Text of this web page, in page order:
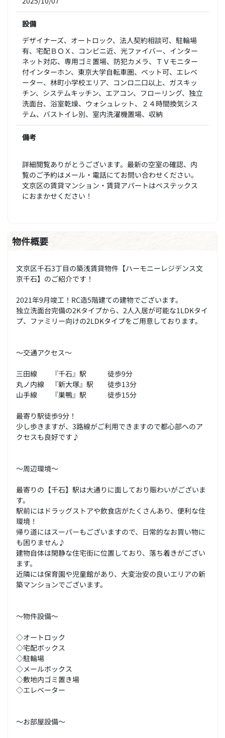
設備
デザイナーズ、オートロック、法人契約相談可、駐輪場
有、宅配ＢＯＸ、コンビニ近、光ファイバー、インター
ネット対応、専用ゴミ置場、防犯カメラ、ＴＶモニター
付インターホン、東京大学自転車圏、ペット可、エレベ
ーター、林町小学校エリア、コンロ二口以上、ガスキッ
チン、システムキッチン、エアコン、フローリング、独立
洗面台、浴室乾燥、ウォシュレット、２４時間換気シス
テム、バストイレ別、室内洗濯機置場、収納
備考
詳細閲覧ありがとうございます。最新の空室の確認、内
覧のご予約はメール・電話にてお問い合わせください。
文京区の賃貸マンション・賃貸アパートはベステックス
におまかせください！
物件概要
文京区千石3丁目の築浅賃貸物件【ハーモニーレジデンス文
京千石】のご紹介です！
2021年9月竣工！RC造5階建ての建物でございます。
独立洗面台完備の2Kタイプから、2人入居が可能な1LDKタイ
プ、ファミリー向けの2LDKタイプをご用意しております。
～交通アクセス～
三田線 『千石』駅 徒歩9分
丸ノ内線 『新大塚』駅 徒歩13分
山手線 『巣鴨』駅 徒歩15分
最寄り駅徒歩9分！
少し歩きますが、3路線がご利用できますので都心部へのア
クセスも良好です♪
～周辺環境～
最寄りの【千石】駅は大通りに面しており賑わいがございま
す。
駅前にはドラッグストアや飲食店がたくさんあり、便利な住
環境！
帰り道にはスーパーもございますので、日常的なお買い物に
も困りません♪
建物自体は閑静な住宅街に位置しており、落ち着きがござい
ます。
近隣には保育園や児童館があり、大変治安の良いエリアの新
築マンションでございます。
～物件設備～
◇オートロック
◇宅配ボックス
◇駐輪場
◇メールボックス
◇敷地内ゴミ置き場
◇エレベーター
～お部屋設備～